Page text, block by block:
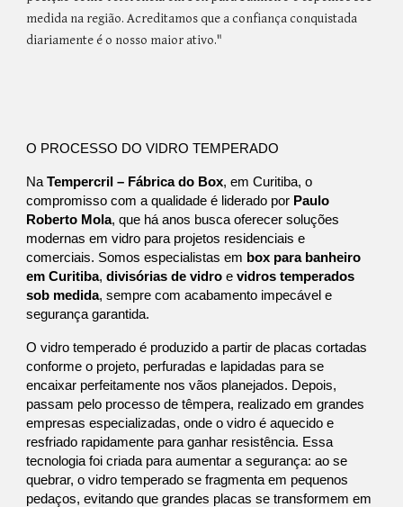
medida na região. Acreditamos que a confiança conquistada
diariamente é o nosso maior ativo."
O PROCESSO DO VIDRO TEMPERADO
NaTempercril – Fábrica do Box, em Curitiba, o
compromisso com a qualidade é liderado por Paulo
Roberto Mola, que há anos busca oferecer soluções
modernas em vidro para projetos residenciais e
comerciais. Somos especialistas em box para banheiro
em Curitiba,divisórias de vidro evidros temperados
sob medida, sempre com acabamento impecável e
segurança garantida.
O vidro temperado é produzido a partir de placas cortadas
conforme o projeto, perfuradas e lapidadas para se
encaixar perfeitamente nos vãos planejados. Depois,
passam pelo processo de têmpera, realizado em grandes
empresas especializadas, onde o vidro é aquecido e
resfriado rapidamente para ganhar resistência. Essa
tecnologia foi criada para aumentar a segurança: ao se
quebrar, o vidro temperado se fragmenta em pequenos
pedaços, evitando que grandes placas se transformem em